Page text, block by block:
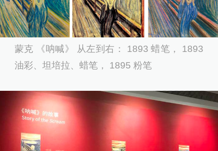
蒙克 《呐喊》 从左到右： 1893 蜡笔， 1893
油彩、坦培拉、蜡笔， 1895 粉笔